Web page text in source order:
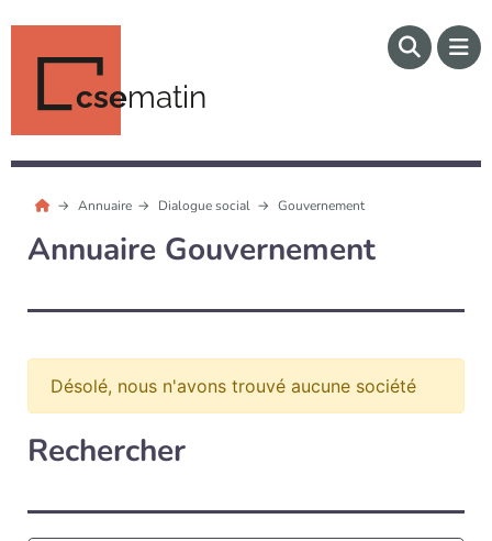
csematin
Annuaire Dialogue social Gouvernement
Annuaire Gouvernement
Désolé, nous n'avons trouvé aucune société
Rechercher